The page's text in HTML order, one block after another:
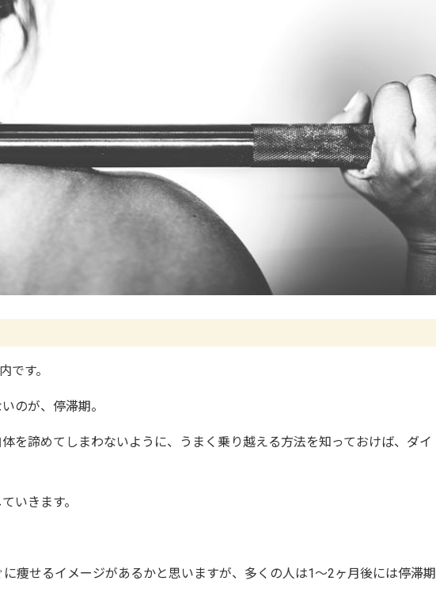
です。
のが、停滞期。
を諦めてしまわないように、うまく乗り越える方法を知っておけば、ダイ
いきます。
に痩せるイメージがあるかと思いますが、多くの人は1〜2ヶ月後には停滞期